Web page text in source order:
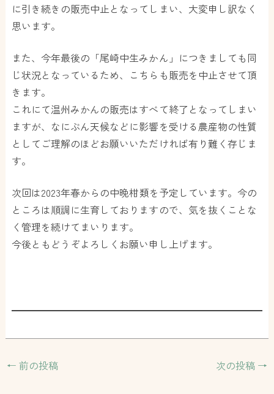
に引き続きの販売中止となってしまい、大変申し訳なく
思います。
また、今年最後の「尾崎中生みかん」につきましても同
じ状況となっているため、こちらも販売を中止させて頂
きます。
これにて温州みかんの販売はすべて終了となってしまい
ますが、なにぶん天候などに影響を受ける農産物の性質
としてご理解のほどお願いいただければ有り難く存じま
す。
次回は2023年春からの中晩柑類を予定しています。今の
ところは順調に生育しておりますので、気を抜くことな
く管理を続けてまいります。
今後ともどうぞよろしくお願い申し上げます。
← 前の投稿 次の投稿 →